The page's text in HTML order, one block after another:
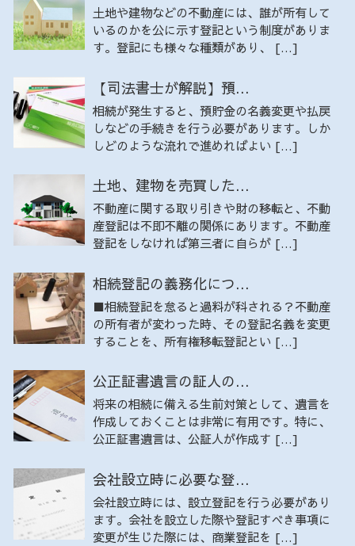
土地や建物などの不動産には、誰が所有して
いるのかを公に示す登記という制度がありま
す。登記にも様々な種類があり、 […]
【司法書士が解説】預...
相続が発生すると、預貯金の名義変更や払戻
しなどの手続きを行う必要があります。しか
しどのような流れで進めればよい […]
土地、建物を売買した...
不動産に関する取り引きや財の移転と、不動
産登記は不即不離の関係にあります。不動産
登記をしなければ第三者に自らが […]
相続登記の義務化につ...
■相続登記を怠ると過料が科される？不動産
の所有者が変わった時、その登記名義を変更
することを、所有権移転登記とい […]
公正証書遺言の証人の...
将来の相続に備える生前対策として、遺言を
作成しておくことは非常に有用です。特に、
公正証書遺言は、公証人が作成す […]
会社設立時に必要な登...
会社設立時には、設立登記を行う必要があり
ます。会社を設立した際や登記すべき事項に
変更が生じた際には、商業登記を […]